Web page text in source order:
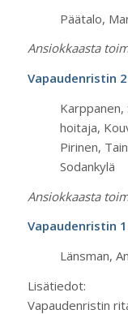
Päätalo,
Ansiokkaasta
Vapaudenristin
Karppanen,
hoitaja,
Pirinen,
Sodankylä
Ansiokkaasta
Vapaudenristin
Länsman,
Lisätiedot:
Vapaudenristin